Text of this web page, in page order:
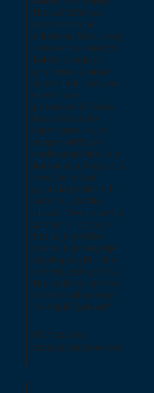
Utopia” (B92) su
neminovne, ali
nikako na štetu ovog
ostvarenja; naprotiv,
kolekcija koju je
pripremio (ukinuti,
zabranjeni i još uvek
eliminisani
požarevački) Radio
Boom93 svojim
tajmingom, a pre
svega sadržajem
nadmašuje bilo koju
kompilaciju koja se u
ovoj tzv. državi
pojavila poslednjih
sezona. Ukratko,
album “Ovo je zemlja
za nas?!?” ploča je
bez koje je teško
zamisliti postojanje
srpskog rock’n’rolla
devedesetih godina.
Dramatično savršen
CD za Godinu Koju
Su Pojeli Špriceri!”
PETAR LUKOVIĆ,
XZABAVE, FEBRUAR 1997.